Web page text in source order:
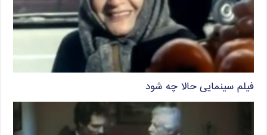
فیلم سینمایی حالا چه شود